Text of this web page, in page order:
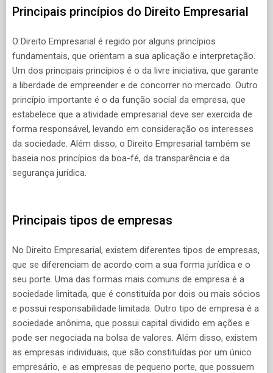
Principais princípios do Direito Empresarial
O Direito Empresarial é regido por alguns princípios
fundamentais, que orientam a sua aplicação e interpretação.
Um dos principais princípios é o da livre iniciativa, que garante
a liberdade de empreender e de concorrer no mercado. Outro
princípio importante é o da função social da empresa, que
estabelece que a atividade empresarial deve ser exercida de
forma responsável, levando em consideração os interesses
da sociedade. Além disso, o Direito Empresarial também se
baseia nos princípios da boa-fé, da transparência e da
segurança jurídica.
Principais tipos de empresas
No Direito Empresarial, existem diferentes tipos de empresas,
que se diferenciam de acordo com a sua forma jurídica e o
seu porte. Uma das formas mais comuns de empresa é a
sociedade limitada, que é constituída por dois ou mais sócios
e possui responsabilidade limitada. Outro tipo de empresa é a
sociedade anônima, que possui capital dividido em ações e
pode ser negociada na bolsa de valores. Além disso, existem
as empresas individuais, que são constituídas por um único
empresário, e as empresas de pequeno porte, que possuem